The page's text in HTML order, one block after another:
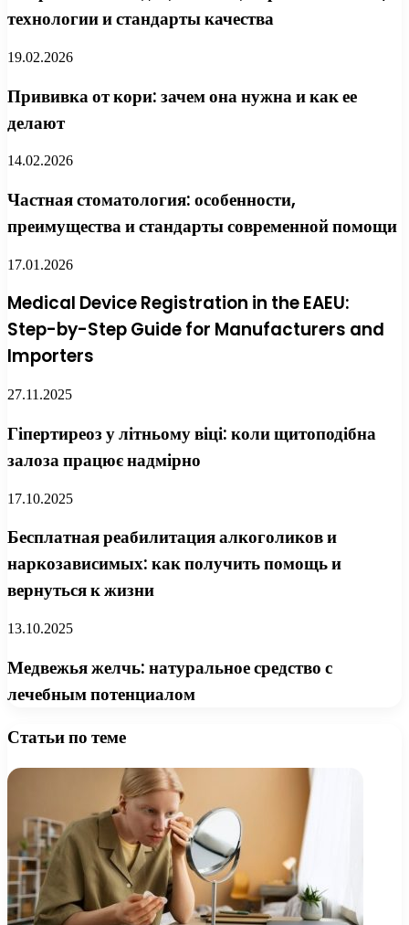
технологии и стандарты качества
19.02.2026
Прививка от кори: зачем она нужна и как ее
делают
14.02.2026
Частная стоматология: особенности,
преимущества и стандарты современной помощи
17.01.2026
Medical Device Registration in the EAEU:
Step-by-Step Guide for Manufacturers and
Importers
27.11.2025
Гіпертиреоз у літньому віці: коли щитоподібна
залоза працює надмірно
17.10.2025
Бесплатная реабилитация алкоголиков и
наркозависимых: как получить помощь и
вернуться к жизни
13.10.2025
Медвежья желчь: натуральное средство с
лечебным потенциалом
Статьи по теме